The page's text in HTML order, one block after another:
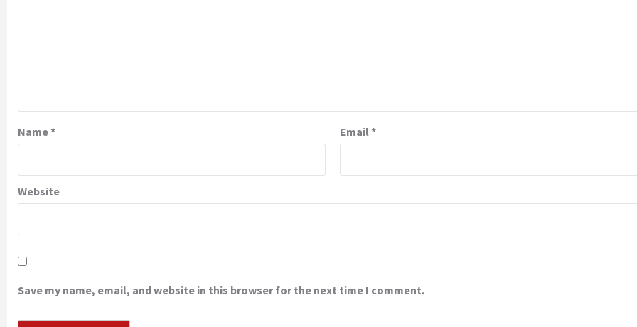
Name* Email*
Website
Save my name, email, and website in this browser for the next time I comment.